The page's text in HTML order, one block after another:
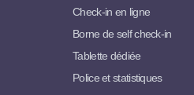
Check-in en ligne
Borne de self check-in
Tablette dédiée
Police et statistiques